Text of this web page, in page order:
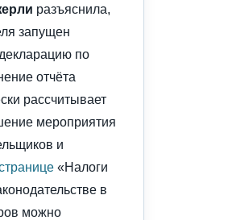
разъяснила,
запущен
по
отчёта
рассчитывает
мероприятия
и
«Налоги
в
можно